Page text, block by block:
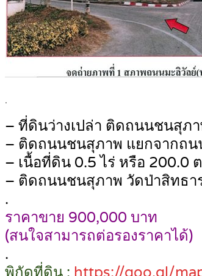
.
– ที่ดินว่างเปล่า ติดถนนชนสุภ
– ติดถนนชนสุภาพ แยกจากถน
– เนื้อที่ดิน 0.5 ไร่ หรือ 200.0
– ติดถนนชนสุภาพ วัดป่าสิทธา
.
ราคาขาย 900,000 บาท
(สนใจสามารถต่อรองราคาได้)
.